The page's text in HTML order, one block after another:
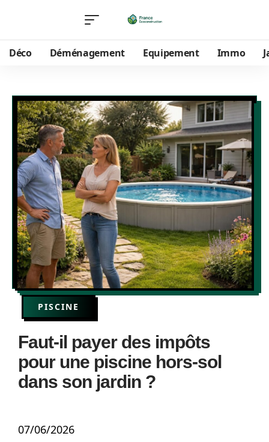
Déco Déménagement Equipement Immo
PISCINE
Faut-il payer des impôts
pour une piscine hors-sol
dans son jardin ?
07/06/2026